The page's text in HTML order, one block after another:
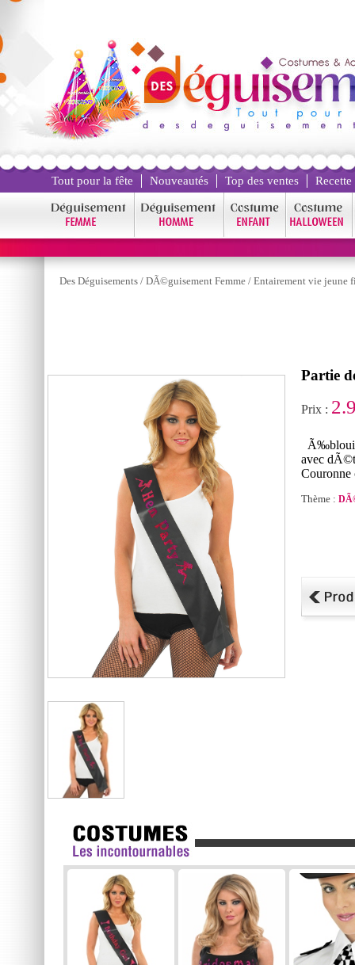
Tout pour la fête Nouveautés Top des ventes
Des Déguisements / DÃ©guisement Femme / Entairement vie jeune
Partie
Prix :
avec
Couronne
Thème :